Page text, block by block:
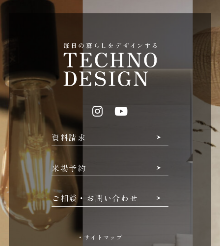
資料請求
来場予約
ご相談・お問い合わせ
・サイトマップ